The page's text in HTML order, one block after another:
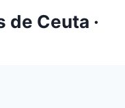
Ceuta ·